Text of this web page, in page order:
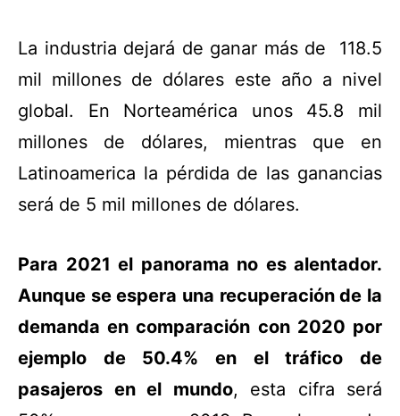
La industria dejará de ganar más de 118.5
mil millones de dólares este año a nivel
global. En Norteamérica unos 45.8 mil
millones de dólares, mientras que en
Latinoamerica la pérdida de las ganancias
será de 5 mil millones de dólares.
Para 2021 el panorama no es alentador.
Aunque se espera una recuperación de la
demanda en comparación con 2020 por
ejemplo de 50.4% en el tráfico de
pasajeros en el mundo, esta cifra será